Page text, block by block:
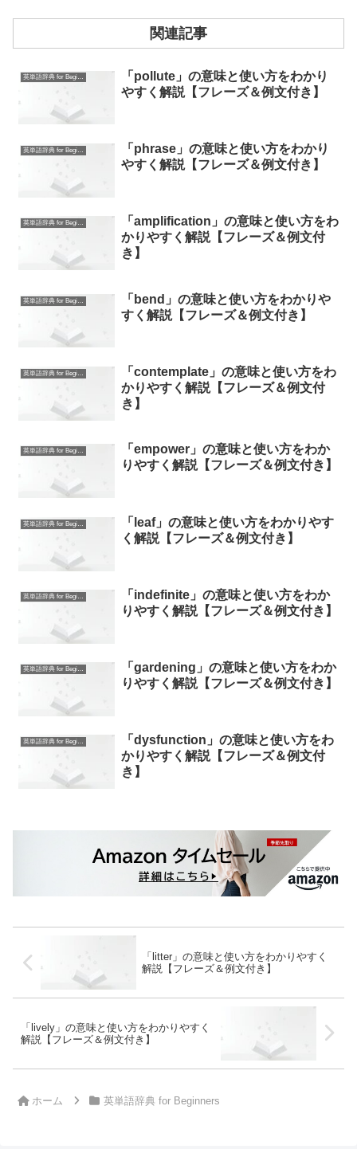
関連記事
英単語辞典 for Beginners
「pollute」の意味と使い方をわかり
やすく解説【フレーズ＆例文付き】
英単語辞典 for Beginners
「phrase」の意味と使い方をわかり
やすく解説【フレーズ＆例文付き】
英単語辞典 for Beginners
「amplification」の意味と使い方をわ
かりやすく解説【フレーズ＆例文付
き】
英単語辞典 for Beginners
「bend」の意味と使い方をわかりや
すく解説【フレーズ＆例文付き】
英単語辞典 for Beginners
「contemplate」の意味と使い方をわ
かりやすく解説【フレーズ＆例文付
き】
英単語辞典 for Beginners
「empower」の意味と使い方をわか
りやすく解説【フレーズ＆例文付き】
英単語辞典 for Beginners
「leaf」の意味と使い方をわかりやす
く解説【フレーズ＆例文付き】
英単語辞典 for Beginners
「indefinite」の意味と使い方をわか
りやすく解説【フレーズ＆例文付き】
英単語辞典 for Beginners
「gardening」の意味と使い方をわか
りやすく解説【フレーズ＆例文付き】
英単語辞典 for Beginners
「dysfunction」の意味と使い方をわ
かりやすく解説【フレーズ＆例文付
き】
「litter」の意味と使い方をわかりやすく
解説【フレーズ＆例文付き】
「lively」の意味と使い方をわかりやすく
解説【フレーズ＆例文付き】
ホーム 英単語辞典 for Beginners